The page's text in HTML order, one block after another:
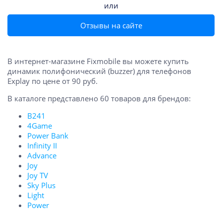
или
Отзывы на сайте
В интернет-магазине Fixmobile вы можете купить
динамик полифонический (buzzer) для телефонов
Explay по цене от 90 руб.
В каталоге представлено 60 товаров для брендов:
B241
4Game
Power Bank
Infinity II
Advance
Joy
Joy TV
Sky Plus
Light
Power